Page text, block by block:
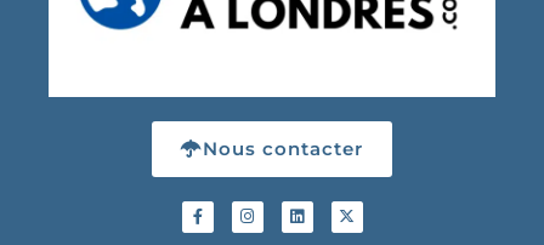
Nous contacter